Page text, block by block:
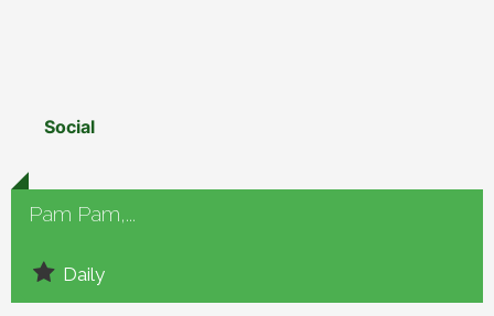
Pam Pam,...
Daily
Social